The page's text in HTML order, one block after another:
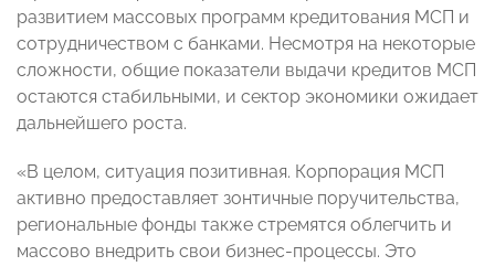
развитием массовых программ кредитования МСП и
сотрудничеством с банками. Несмотря на некоторые
сложности, общие показатели выдачи кредитов МСП
остаются стабильными, и сектор экономики ожидает
дальнейшего роста.
«В целом, ситуация позитивная. Корпорация МСП
активно предоставляет зонтичные поручительства,
региональные фонды также стремятся облегчить и
массово внедрить свои бизнес-процессы. Это